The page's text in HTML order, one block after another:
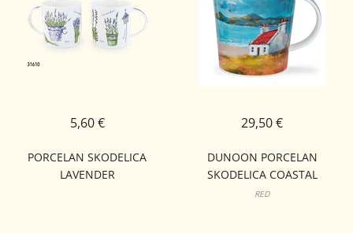
PORCELAN SKODELICA
LAVENDER
5,60 €
DUNOON PORCELAN
SKODELICA COASTAL
RETREAT CAIRNGORM
RED
29,50 €